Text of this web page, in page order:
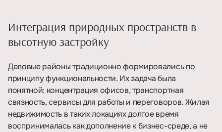
Интеграция природных пространств в
высотную застройку
Деловые районы традиционно формировались по
принципу функциональности. Их задача была
понятной: концентрация офисов, транспортная
связность, сервисы для работы и переговоров. Жилая
недвижимость в таких локациях долгое время
воспринималась как дополнение к бизнес-среде, а не